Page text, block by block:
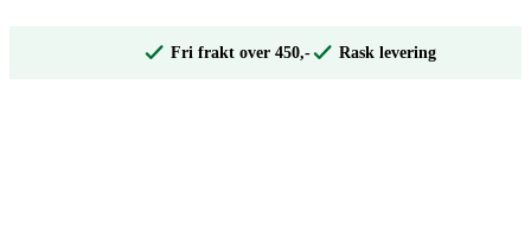
Fri frakt over 450,- Rask levering